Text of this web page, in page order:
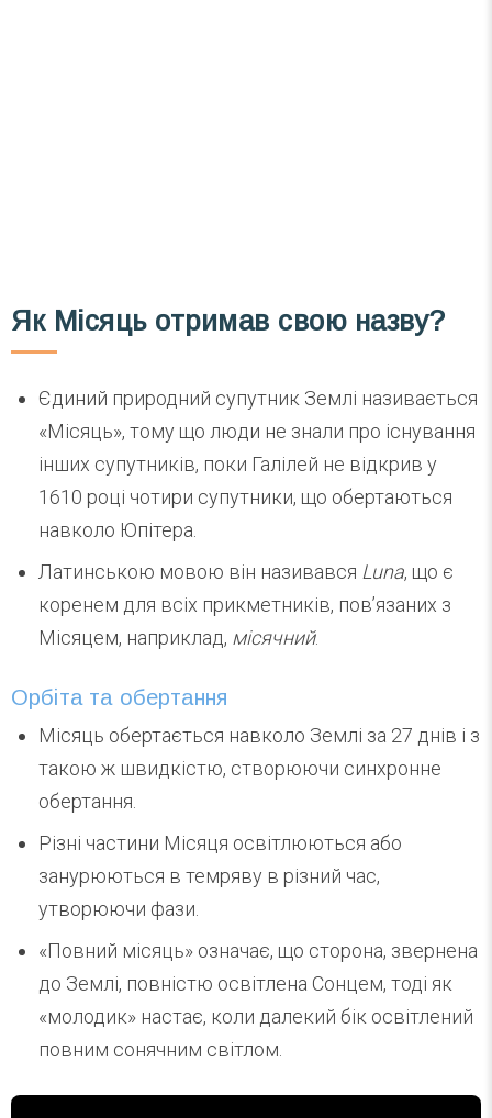
Як Місяць отримав свою назву?
Єдиний природний супутник Землі називається
«Місяць», тому що люди не знали про існування
інших супутників, поки Галілей не відкрив у
1610 році чотири супутники, що обертаються
навколо Юпітера.
Латинською мовою він називався Luna, що є
коренем для всіх прикметників, пов’язаних з
Місяцем, наприклад, місячний.
Орбіта та обертання
Місяць обертається навколо Землі за 27 днів і з
такою ж швидкістю, створюючи синхронне
обертання.
Різні частини Місяця освітлюються або
занурюються в темряву в різний час,
утворюючи фази.
«Повний місяць» означає, що сторона, звернена
до Землі, повністю освітлена Сонцем, тоді як
«молодик» настає, коли далекий бік освітлений
повним сонячним світлом.